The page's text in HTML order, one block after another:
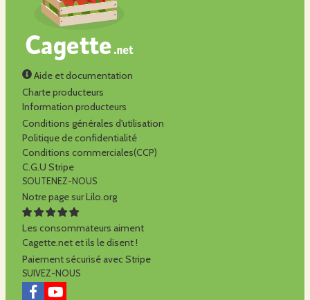
Aide et documentation
Charte producteurs
Information producteurs
Conditions générales d'utilisation
Politique de confidentialité
Conditions commerciales(CCP)
C.G.U Stripe
SOUTENEZ-NOUS
Notre page sur Lilo.org
Les consommateurs aiment
Cagette.net et ils le disent !
Paiement sécurisé avec Stripe
SUIVEZ-NOUS